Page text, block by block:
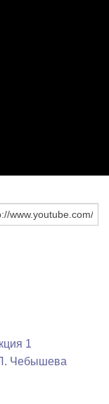
1
Чебышева